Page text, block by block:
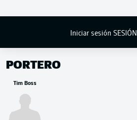
Iniciar sesión SESIÓN
PORTERO
Tim Boss